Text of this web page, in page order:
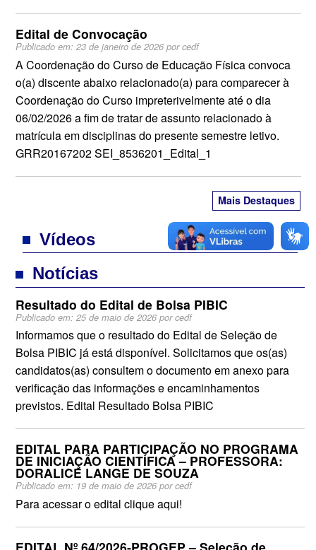
Edital de Convocação
Publicado em: 23 de janeiro de 2026porcedf
A Coordenação do Curso de Educação Física convoca
o(a) discente abaixo relacionado(a) para comparecer à
Coordenação do Curso impreterivelmente até o dia
06/02/2026 a fim de tratar de assunto relacionado à
matrícula em disciplinas do presente semestre letivo.
GRR20167202 SEI_8536201_Edital_1
Mais Destaques
Vídeos
Notícias
Resultado do Edital de Bolsa PIBIC
Publicado em: 25 de maio de 2026porcedf
Informamos que o resultado do Edital de Seleção de
Bolsa PIBIC já está disponível. Solicitamos que os(as)
candidatos(as) consultem o documento em anexo para
verificação das informações e encaminhamentos
previstos. Edital Resultado Bolsa PIBIC
EDITAL PARA PARTICIPAÇÃO NO PROGRAMA
DE INICIAÇÃO CIENTÍFICA – PROFESSORA:
DORALICE LANGE DE SOUZA
Publicado em: 19 de maio de 2026porcedf
Para acessar o edital clique aqui!